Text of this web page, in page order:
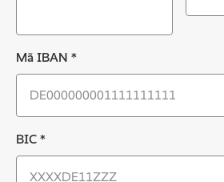
Mã IBAN *
BIC *